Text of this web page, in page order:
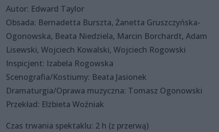
Autor: Edward Taylor
Obsada: Bernadetta Burszta, Żanetta Gruszczyńska-
Ogonowska, Beata Niedziela, Marcin Borchardt, Adam
Lisewski, Wojciech Kowalski, Wojciech Rogowski
Inspicjent: Izabela Rogowska
Scenografia/Kostiumy: Beata Jasionek
Dramaturgia/Oprawa muzyczna: Tomasz Ogonowski
Przekład: Elżbieta Woźniak
Czas trwania spektaklu: 2 h (z przerwą)